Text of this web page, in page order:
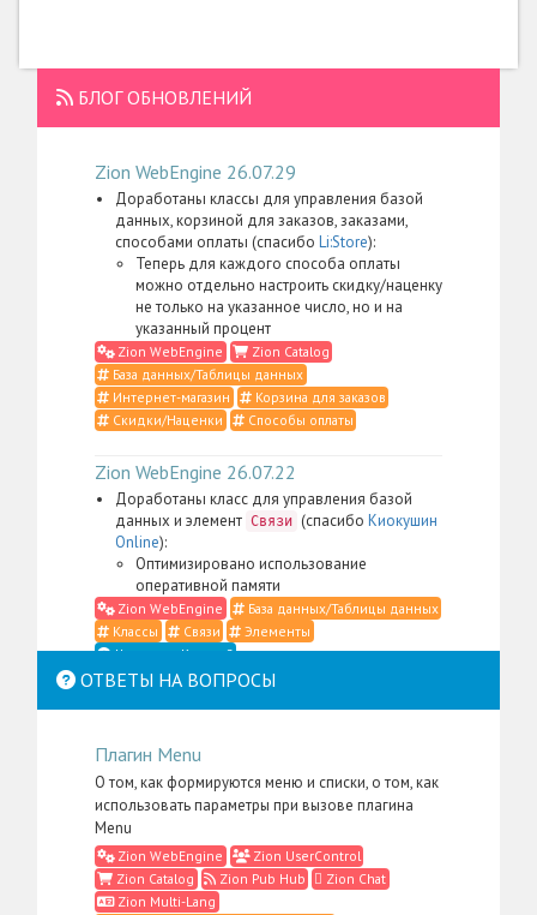
БЛОГ ОБНОВЛЕНИЙ
Zion WebEngine 26.07.29
Доработаны классы для управления базой
данных, корзиной для заказов, заказами,
способами оплаты (спасибо Li:Store):
Теперь для каждого способа оплаты
можно отдельно настроить скидку/наценку
не только на указанное число, но и на
указанный процент
Zion WebEngine
Zion Catalog
База данных/Таблицы данных
Интернет-магазин
Корзина для заказов
Скидки/Наценки
Способы оплаты
Zion WebEngine 26.07.22
Доработаны класс для управления базой
данных и элемент Связи (спасибо Киокушин
Online):
Оптимизировано использование
оперативной памяти
Zion WebEngine
База данных/Таблицы данных
Классы
Связи
Элементы
Что такое Классы?
Zion WebEngine 26.07.21
контентом, элемент
меню администратора для пакета Zion
, а также административные
скрипты и CSS-определения (спасибо
случаях, когда в административном
интерфейсе нужно отобразить
подразделы только одного надраздела:
ОТВЕТЫ НА ВОПРОСЫ
Плагин Menu
О том, как формируются меню и списки, о том, как
использовать параметры при вызове плагина
Menu
Zion WebEngine
Zion UserControl
Zion Catalog
Zion Pub Hub
Zion Chat
Zion Multi-Lang